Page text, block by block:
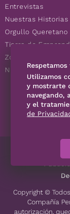
Entrevistas
Nuestras Historias
Orgullo Queretano
Tierra de
Zoociales
Nuevos
Copyright ©
Compañía
autorización,
Utilizamos
y mostrarte
navegando,
y el
de